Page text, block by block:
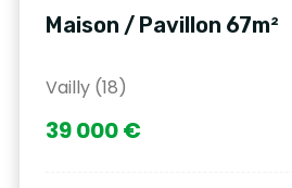
Maison / Pavillon 67m²
Vailly (18)
39 000 €